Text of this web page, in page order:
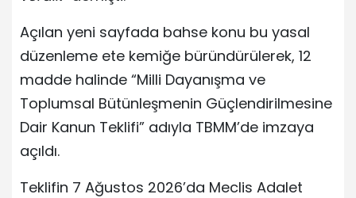
Açılan yeni sayfada bahse konu bu yasal
düzenleme ete kemiğe büründürülerek, 12
madde halinde “Milli Dayanışma ve
Toplumsal Bütünleşmenin Güçlendirilmesine
Dair Kanun Teklifi” adıyla TBMM’de imzaya
açıldı.
Teklifin 7 Ağustos 2026’da Meclis Adalet